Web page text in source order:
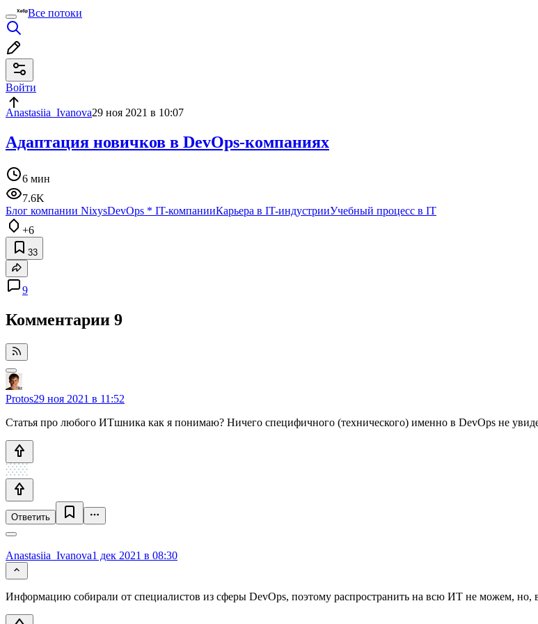
Все потоки
Войти
Anastasiia_Ivanova29 ноя 2021 в 10:07
Адаптация новичков в DevOps-компаниях
6 мин
7.6K
Блог компании NixysDevOps * IT-компанииКарьера в IT-индустрииУчебный процесс в IT
+6
33
9
Комментарии 9
Protos29 ноя 2021 в 11:52
Статья про любого ИТшника как я понимаю? Ничего специфичного (технического) именно в DevOps не
Ответить
Anastasiia_Ivanova1 дек 2021 в 08:30
Информацию собирали от специалистов из сферы DevOps, поэтому распространить на всю ИТ не можем, но,